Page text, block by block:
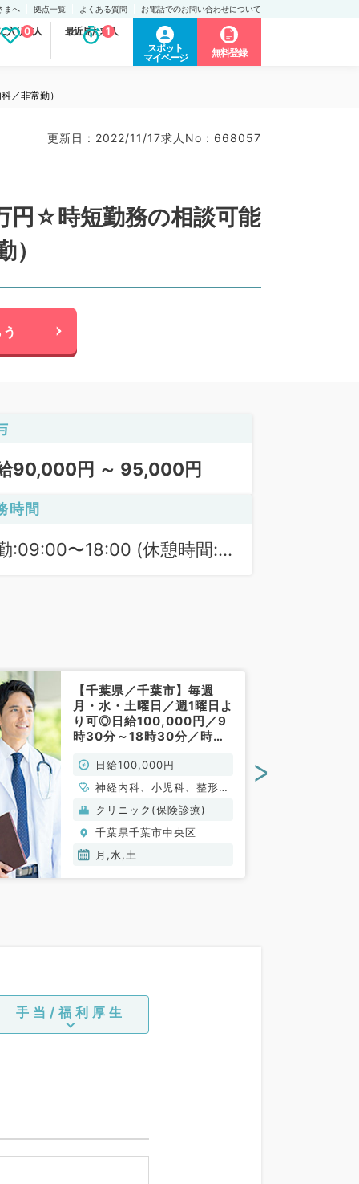
まへ 拠点一覧 よくある質問 お電話でのお問い合わせについて
入り求人
0 最近見た求人
1
スポット
マイページ
無料登録
／非常勤）
更新日 : 2022/11/17求人No : 668057
円☆時短勤務の相談可能
90,000円 ～ 95,000円
時間
:09:00〜18:00 (休憩時間:
【千葉県／千葉市】毎週
月・水・土曜日／週1曜日よ
り可◎日給100,000円／9
時30分～18時30分／時間
寄り駅より直結アクセス抜
群♪（内科系,外科系,皮膚
科,小児科,総合診療科／非
常勤）
日給100,000円
神経内科、小児科、整形外
科、形成外科、脳神経外
科、呼吸器外科、心臓血管
外科、皮膚科、泌尿器科、
一般内科、循環器内科、呼
クリニック(保険診療)
千葉県千葉市中央区
月,水,土
>
手当/福利厚生